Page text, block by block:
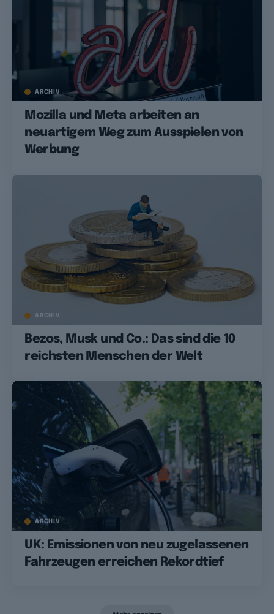
ARCHIV
Mozilla und Meta arbeiten an
neuartigem Weg zum Ausspielen von
Werbung
ARCHIV
Bezos, Musk und Co.: Das sind die 10
reichsten Menschen der Welt
ARCHIV
UK: Emissionen von neu zugelassenen
Fahrzeugen erreichen Rekordtief